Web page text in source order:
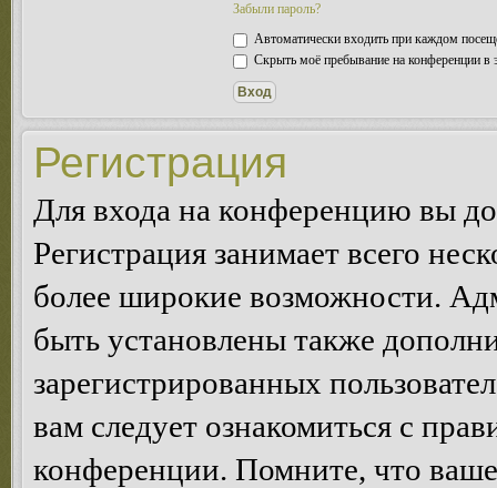
Забыли пароль?
Автоматически входить при каждом
Скрыть моё пребывание на конференции в
Регистрация
Для входа на конференцию вы
Регистрация занимает всего
более широкие возможности.
быть установлены также
зарегистрированных
вам следует ознакомиться с
конференции. Помните, что